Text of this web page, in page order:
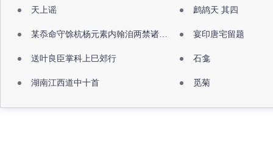
天上谣 鹧鸪天 其四
某忝命守馀杭杨元素内翰洎两禁诸公出祖佛寺 宴印唐宅留题
送叶良臣掌科上巳郊行 石龛
湖南江西道中十首 觅菊